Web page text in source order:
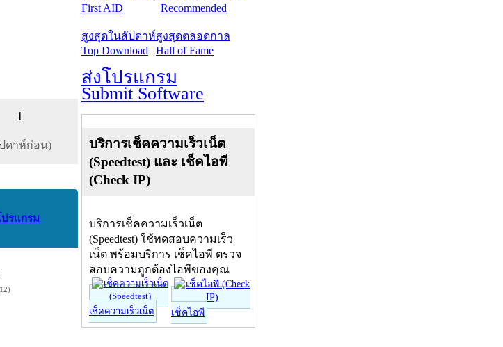
1
ดาห์ก่อน)
รแกรม
)
First AID
Recommended
สูงสุดในสัปดาห์
Top Download
สูงสุดตลอดกาล
Hall of Fame
ส่งโปรแกรม
Submit Software
บริการเช็คความเร็วเน็ต
(Speedtest) และ เช็คไอพี
(Check IP)
บริการเช็คความเร็วเน็ต
(Speedtest) ใช้ทดสอบความเร็ว
เน็ต พร้อมบริการ เช็คไอพี ตรวจ
สอบความถูกต้องไอพีของคุณ
เช็คความเร็วเน็ต เช็คไอพี